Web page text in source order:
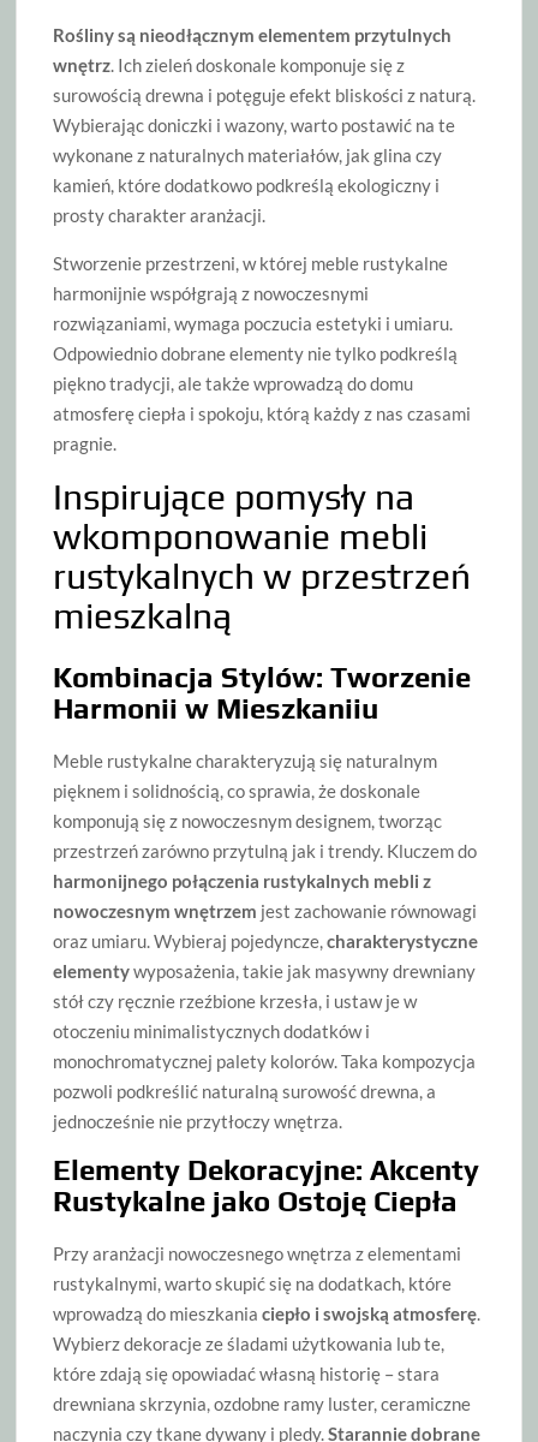
Rośliny są nieodłącznym elementem przytulnych
wnętrz. Ich zieleń doskonale komponuje się z
surowością drewna i potęguje efekt bliskości z naturą.
Wybierając doniczki i wazony, warto postawić na te
wykonane z naturalnych materiałów, jak glina czy
kamień, które dodatkowo podkreślą ekologiczny i
prosty charakter aranżacji.
Stworzenie przestrzeni, w której meble rustykalne
harmonijnie współgrają z nowoczesnymi
rozwiązaniami, wymaga poczucia estetyki i umiaru.
Odpowiednio dobrane elementy nie tylko podkreślą
piękno tradycji, ale także wprowadzą do domu
atmosferę ciepła i spokoju, którą każdy z nas czasami
pragnie.
Inspirujące pomysły na
wkomponowanie mebli
rustykalnych w przestrzeń
mieszkalną
Kombinacja Stylów: Tworzenie
Harmonii w Mieszkaniiu
Meble rustykalne charakteryzują się naturalnym
pięknem i solidnością, co sprawia, że doskonale
komponują się z nowoczesnym designem, tworząc
przestrzeń zarówno przytulną jak i trendy. Kluczem do
harmonijnego połączenia rustykalnych mebli z
nowoczesnym wnętrzem jest zachowanie równowagi
oraz umiaru. Wybieraj pojedyncze,charakterystyczne
elementywyposażenia, takie jak masywny drewniany
stół czy ręcznie rzeźbione krzesła, i ustaw je w
otoczeniu minimalistycznych dodatków i
monochromatycznej palety kolorów. Taka kompozycja
pozwoli podkreślić naturalną surowość drewna, a
jednocześnie nie przytłoczy wnętrza.
Elementy Dekoracyjne: Akcenty
Rustykalne jako Ostoję Ciepła
Przy aranżacji nowoczesnego wnętrza z elementami
rustykalnymi, warto skupić się na dodatkach, które
wprowadzą do mieszkaniaciepło i swojską atmosferę.
Wybierz dekoracje ze śladami użytkowania lub te,
które zdają się opowiadać własną historię – stara
drewniana skrzynia, ozdobne ramy luster, ceramiczne
naczynia czy tkane dywany i pledy.Starannie dobrane